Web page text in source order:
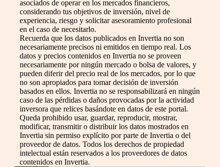
asociados de operar en los mercados financieros,
considerando tus objetivos de inversión, nivel de
experiencia, riesgo y solicitar asesoramiento profesional
en el caso de necesitarlo.
Recuerda que los datos publicados en Invertia no son
necesariamente precisos ni emitidos en tiempo real. Los
datos y precios contenidos en Invertia no se proveen
necesariamente por ningún mercado o bolsa de valores, y
pueden diferir del precio real de los mercados, por lo que
no son apropiados para tomar decisión de inversión
basados en ellos. Invertia no se responsabilizará en ningún
caso de las pérdidas o daños provocadas por la actividad
inversora que relices basándote en datos de este portal.
Queda prohibido usar, guardar, reproducir, mostrar,
modificar, transmitir o distribuir los datos mostrados en
Invertia sin permiso explícito por parte de Invertia o del
proveedor de datos. Todos los derechos de propiedad
intelectual están reservados a los proveedores de datos
contenidos en Invertia.